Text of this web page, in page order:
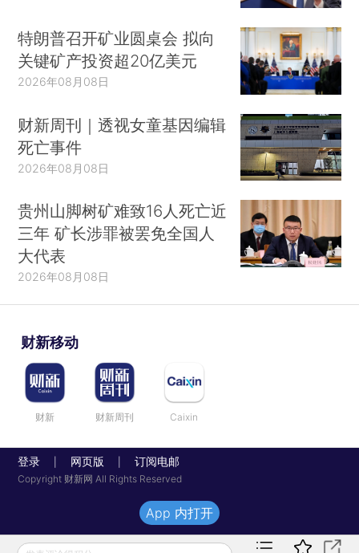
特朗普召开矿业圆桌会 拟向
关键矿产投资超20亿美元
2026年08月08日
财新周刊｜透视女童基因编辑
死亡事件
2026年08月08日
贵州山脚树矿难致16人死亡近
三年 矿长涉罪被罢免全国人
大代表
2026年08月08日
财新移动
财新 财新周刊 Caixin
登录 网页版 订阅电邮
Copyright 财新网 All Rights Reserved
App 内打开